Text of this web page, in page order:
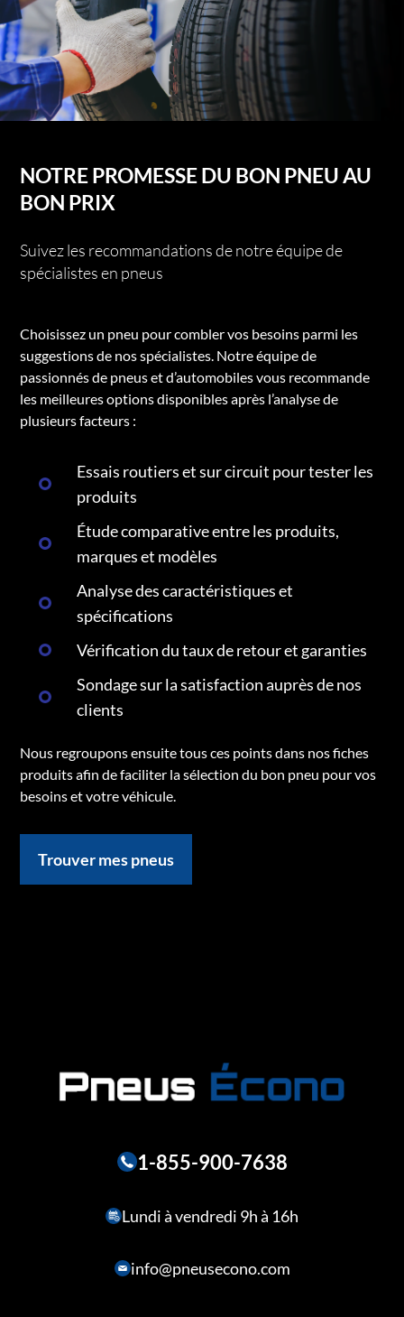
NOTRE PROMESSE DU BON PNEU AU
BON PRIX
Suivez les recommandations de notre équipe de
spécialistes en pneus
Choisissez un pneu pour combler vos besoins parmi les
suggestions de nos spécialistes. Notre équipe de
passionnés de pneus et d’automobiles vous recommande
les meilleures options disponibles après l’analyse de
plusieurs facteurs :
Essais routiers et sur circuit pour tester les
produits
Étude comparative entre les produits,
marques et modèles
Analyse des caractéristiques et
spécifications
Vérification du taux de retour et garanties
Sondage sur la satisfaction auprès de nos
clients
Nous regroupons ensuite tous ces points dans nos fiches
produits afin de faciliter la sélection du bon pneu pour vos
besoins et votre véhicule.
Trouver mes pneus
1-855-900-7638
Lundi à vendredi 9h à 16h
info@pneusecono.com